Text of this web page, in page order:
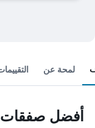
لمحة عن
أفضل